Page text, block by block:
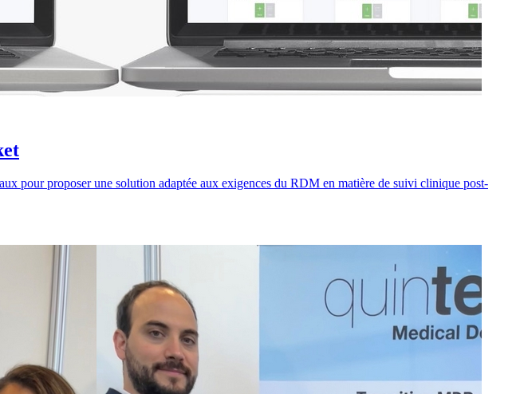
pour proposer une solution adaptée aux exigences du RDM en matière de suivi clinique post-